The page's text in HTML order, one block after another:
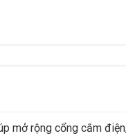
mở rộng cổng cắm